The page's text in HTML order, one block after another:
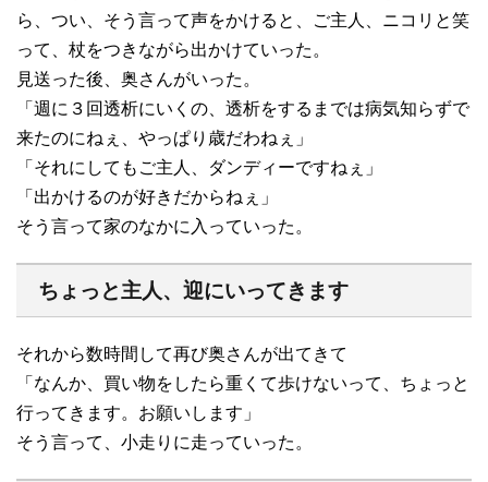
ら、つい、そう言って声をかけると、ご主人、ニコリと笑
って、杖をつきながら出かけていった。
見送った後、奥さんがいった。
「週に３回透析にいくの、透析をするまでは病気知らずで
来たのにねぇ、やっぱり歳だわねぇ」
「それにしてもご主人、ダンディーですねぇ」
「出かけるのが好きだからねぇ」
そう言って家のなかに入っていった。
ちょっと主人、迎にいってきます
それから数時間して再び奥さんが出てきて
「なんか、買い物をしたら重くて歩けないって、ちょっと
行ってきます。お願いします」
そう言って、小走りに走っていった。